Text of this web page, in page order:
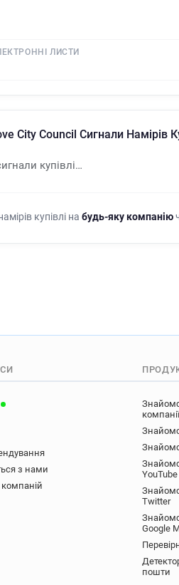
ЛИСТИ
City Council Сигнали Намірів
купівлі…
купівлі на будь-яку компанію
з нами
компаній
YouTube
Twitter
Google
пошти